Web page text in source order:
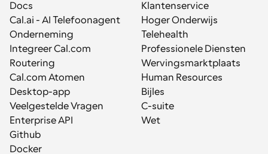
Docs
Cal.ai - AI Telefoonagent
Onderneming
Integreer Cal.com
Routering
Cal.com Atomen
Desktop-app
Veelgestelde Vragen
Enterprise API
Github
Docker
Klantenservice
Hoger Onderwijs
Telehealth
Professionele Diensten
Wervingsmarktplaats
Human Resources
Bijles
C-suite
Wet